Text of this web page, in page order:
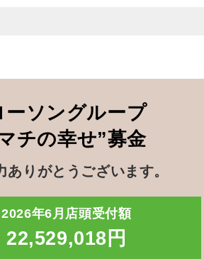
ーソングループ
チの幸せ”募金
ありがとうございます。
2026年6月店頭受付額
22,529,018円